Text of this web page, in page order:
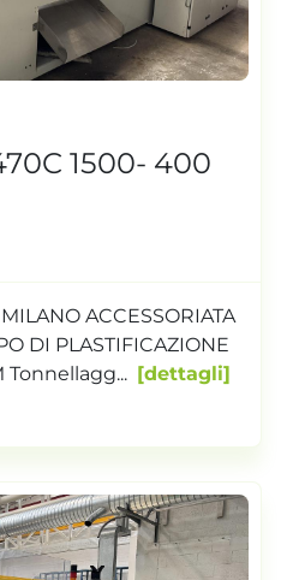
1500- 400
ACCESSORIATA
DI PLASTIFICAZIONE
Tonnellagg...
dettagli